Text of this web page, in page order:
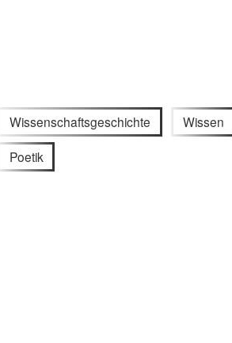
Wissenschaftsgeschichte Wissen
Poetik